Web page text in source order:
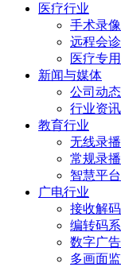
医疗行业
手术录
远程会
医疗专
新闻与媒体
公司动态
行业资讯
教育行业
无线录播
常规录播
智慧平台
广电行业
接收解
编转码系
数字广
多画面